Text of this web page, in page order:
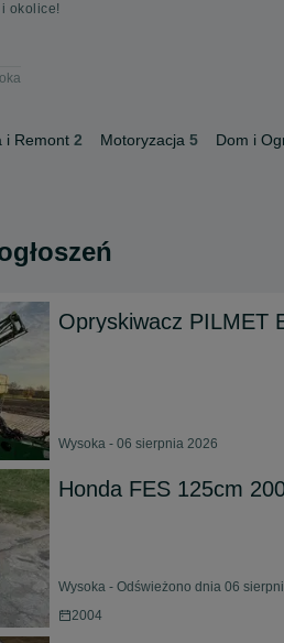
okolice!
i Remont 2 Motoryzacja 5 Dom i
Opryskiwacz PILMET
Wysoka - 06 sierpnia 2026
Honda FES 125cm
Wysoka - Odświeżono dnia 06
2004